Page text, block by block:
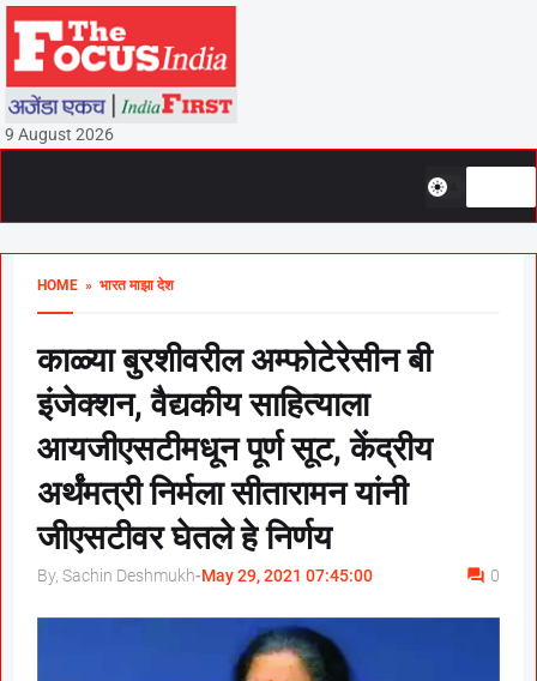
9 August 2026
HOME » भारत माझा देश
काळ्या बुरशीवरील अम्फोटेरेसीन बी
इंजेक्शन, वैद्यकीय साहित्याला
आयजीएसटीमधून पूर्ण सूट, केंद्रीय
अर्थंमत्री निर्मला सीतारामन यांनी
जीएसटीवर घेतले हे निर्णय
By, Sachin Deshmukh-May 29, 2021 07:45:00 0